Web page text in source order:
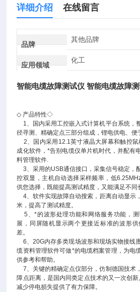
详细介绍 在线留言
品牌
其他品牌
应用领域
化工
智能电缆故障测试仪 智能电缆故障
◇ 产品特性◇
1、国内采用工控嵌入式计算机平台系统，
径寻测、精确定点三部分组成，锂电供电、便
2、国内采用12.1英寸液晶大屏幕和触控鼠
成化软件，*告别电缆仪单片机时代，并配有
料管理软件.
3、采用的USB通信接口，采集信号稳定，
控双显，主机自动选择采样频率，低
供您选择，既能提高测试精度，又能满足不同
4、软件实现故障自动搜索，距离自动显示
米，提高了测试精度。
5、*的波形处理功能和网络服务功能，测
展，同屏随机显示两个更接近标准的波形
差。
6、20G内存多类现场波形和现场实物接线
缆资料管理软件可做*的电缆档案管理，为电
供参考和帮助。
7、关键的精确定点仪部分，仿制德国技术
障点距离，是国内同类定点技术的又一次创
减少停电损失提供了有力保障。